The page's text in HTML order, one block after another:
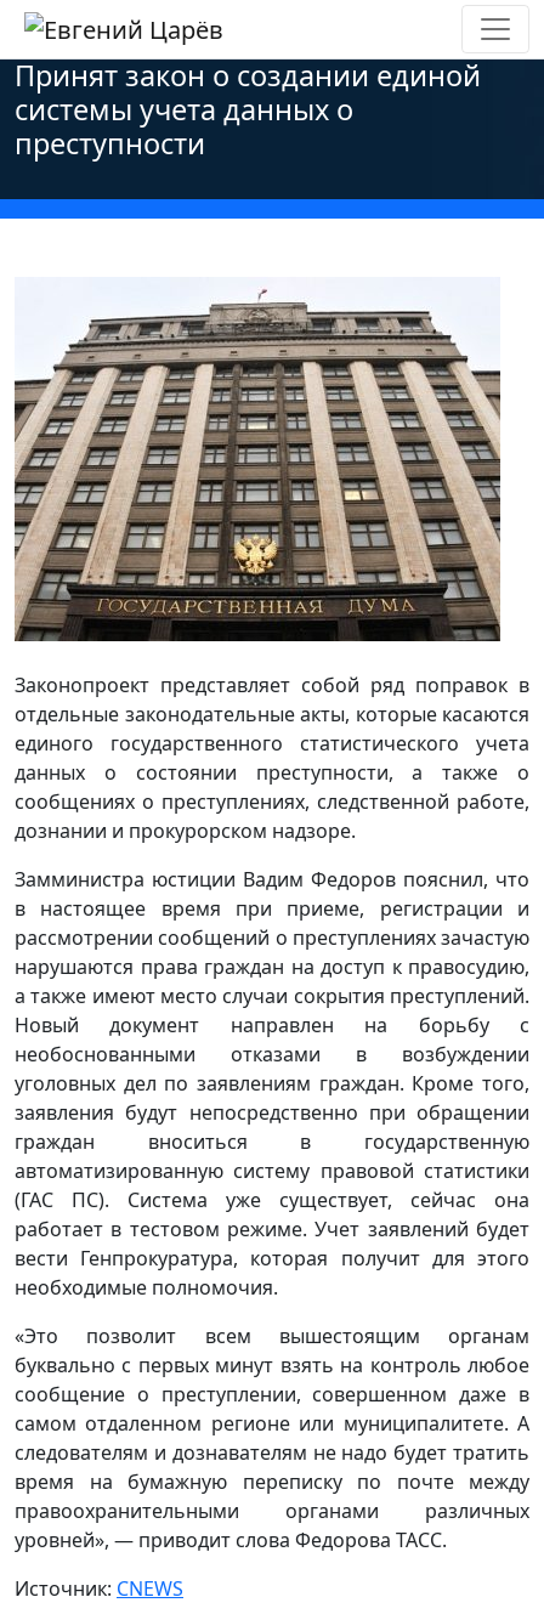
Главная»Новости»Персональные данные
Принят закон о создании единой
системы учета данных о
преступности
Законопроект представляет собой ряд поправок в
отдельные законодательные акты, которые касаются
единого государственного статистического учета
данных о состоянии преступности, а также о
сообщениях о преступлениях, следственной работе,
дознании и прокурорском надзоре.
Замминистра юстиции Вадим Федоров пояснил, что
в настоящее время при приеме, регистрации и
рассмотрении сообщений о преступлениях зачастую
нарушаются права граждан на доступ к правосудию,
а также имеют место случаи сокрытия преступлений.
Новый документ направлен на борьбу с
необоснованными отказами в возбуждении
уголовных дел по заявлениям граждан. Кроме того,
заявления будут непосредственно при обращении
граждан вноситься в государственную
автоматизированную систему правовой статистики
(ГАС ПС). Система уже существует, сейчас она
работает в тестовом режиме. Учет заявлений будет
вести Генпрокуратура, которая получит для этого
необходимые полномочия.
«Это позволит всем вышестоящим органам
буквально с первых минут взять на контроль любое
сообщение о преступлении, совершенном даже в
самом отдаленном регионе или муниципалитете. А
следователям и дознавателям не надо будет тратить
время на бумажную переписку по почте между
правоохранительными органами различных
уровней», — приводит слова Федорова ТАСС.
Источник: CNEWS